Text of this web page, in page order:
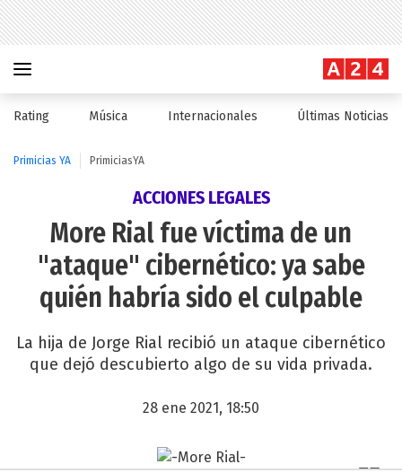
Rating Música Internacionales Últimas Noticias
Primicias YA PrimiciasYA
ACCIONES LEGALES
More Rial fue víctima de un
"ataque" cibernético: ya sabe
quién habría sido el culpable
La hija de Jorge Rial recibió un ataque cibernético
que dejó descubierto algo de su vida privada.
28 ene 2021, 18:50